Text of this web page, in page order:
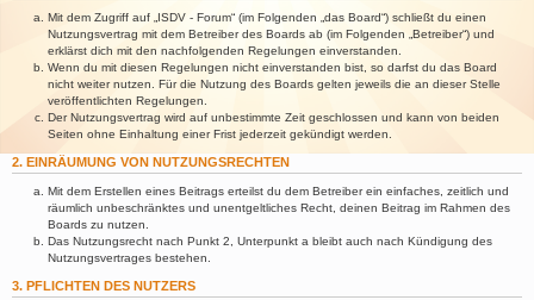
Mit dem Zugriff auf „ISDV - Forum“ (im Folgenden „das Board“) schließt du einen
Nutzungsvertrag mit dem Betreiber des Boards ab (im Folgenden „Betreiber“) und
erklärst dich mit den nachfolgenden Regelungen einverstanden.
Wenn du mit diesen Regelungen nicht einverstanden bist, so darfst du das Board
nicht weiter nutzen. Für die Nutzung des Boards gelten jeweils die an dieser Stelle
veröffentlichten Regelungen.
Der Nutzungsvertrag wird auf unbestimmte Zeit geschlossen und kann von beiden
Seiten ohne Einhaltung einer Frist jederzeit gekündigt werden.
2. EINRÄUMUNG VON NUTZUNGSRECHTEN
Mit dem Erstellen eines Beitrags erteilst du dem Betreiber ein einfaches, zeitlich und
räumlich unbeschränktes und unentgeltliches Recht, deinen Beitrag im Rahmen des
Boards zu nutzen.
Das Nutzungsrecht nach Punkt 2, Unterpunkt a bleibt auch nach Kündigung des
Nutzungsvertrages bestehen.
3. PFLICHTEN DES NUTZERS